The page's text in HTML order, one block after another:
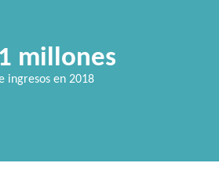
millones
ingresos en 2018